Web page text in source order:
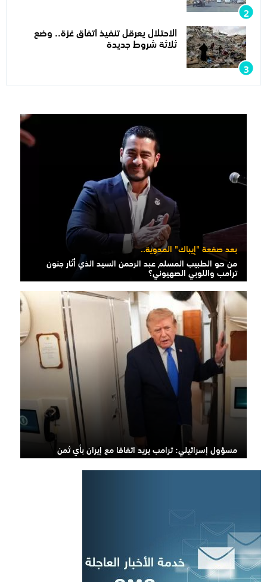
الاحتلال يعرقل تنفيذ اتفاق غزة.. وضع
ثلاثة شروط جديدة
بعد صفعة "إيباك" المدوية..
من هو الطبيب المسلم عبد الرحمن السيد الذي أثار جنون
ترامب واللوبي الصهيوني؟
مسؤول إسرائيلي: ترامب يريد اتفاقا مع إيران بأي ثمن